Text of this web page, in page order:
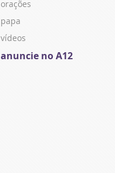
orações
papa
vídeos
anuncie no A12